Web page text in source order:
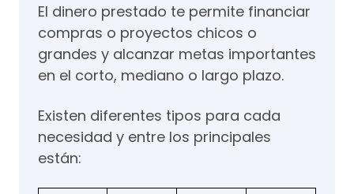
El dinero prestado te permite financiar
compras o proyectos chicos o
grandes y alcanzar metas importantes
en el corto, mediano o largo plazo.
Existen diferentes tipos para cada
necesidad y entre los principales
están: